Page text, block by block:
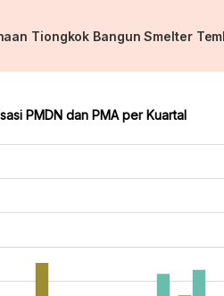
Tiongkok Bangun Smelter